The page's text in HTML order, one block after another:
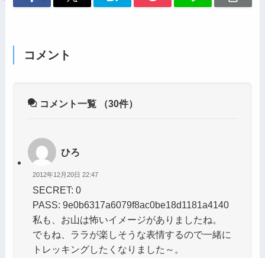
コメント
コメント一覧 （30件）
ひろ
2012年12月20日 22:47
SECRET: 0
PASS: 9e0b6317a6079f8ac0be18d1181a4140
私も、お山は怖いイメージがありましたね。
でもね、ララが楽しそうな表情するので一緒に
トレッキングしたくなりました～。